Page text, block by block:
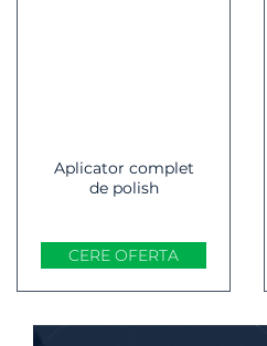
Aplicator complet
de polish
CERE OFERTA